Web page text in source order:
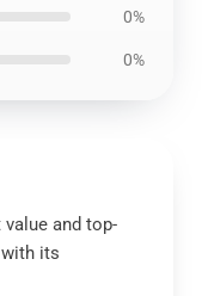
0%
0%
and top-
its